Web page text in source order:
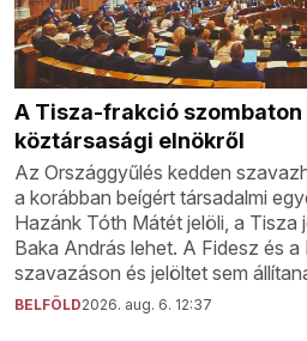
A Tisza-frakció szombaton
köztársasági elnökről
Az Országgyűlés kedden
a korábban beígért társadalmi
Hazánk Tóth Mátét jelöli, a Tisza
Baka András lehet. A Fidesz és
szavazáson és jelöltet sem
BELFÖLD2026. aug. 6. 12:37